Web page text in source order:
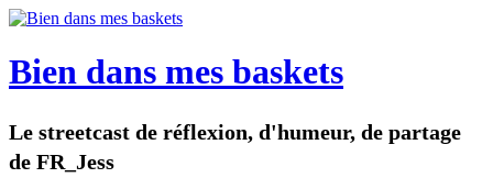
Bien dans mes baskets
Le streetcast de réflexion, d'humeur, de partage
de FR_Jess